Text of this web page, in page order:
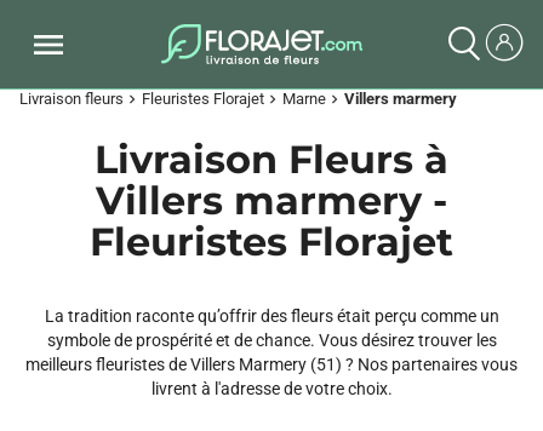
Livraison fleurs chevron_right Fleuristes Florajet chevron_right Marne chevron_right Villers marmery
Livraison Fleurs à
Villers marmery -
Fleuristes Florajet
La tradition raconte qu’offrir des fleurs était perçu comme un
symbole de prospérité et de chance. Vous désirez trouver les
meilleurs fleuristes de Villers Marmery (51) ? Nos partenaires vous
livrent à l'adresse de votre choix.